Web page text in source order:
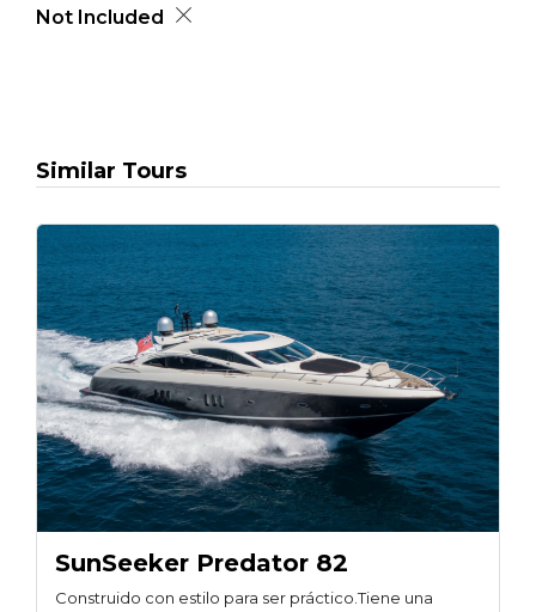
Not Included
Similar Tours
SunSeeker Predator 82
Construido con estilo para ser práctico.Tiene una